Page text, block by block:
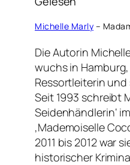
Michelle Marly –
Die Autorin
wuchs in
Ressortleiterin
Seit 1993 schreibt
Seidenhändlerin‘
‚Mademoiselle
2011 bis 2012 war
historischer